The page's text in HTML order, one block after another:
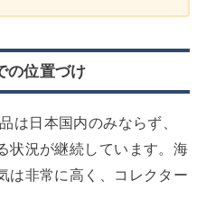
の位置づけ
は日本国内のみならず、
状況が継続しています。海
は非常に高く、コレクター